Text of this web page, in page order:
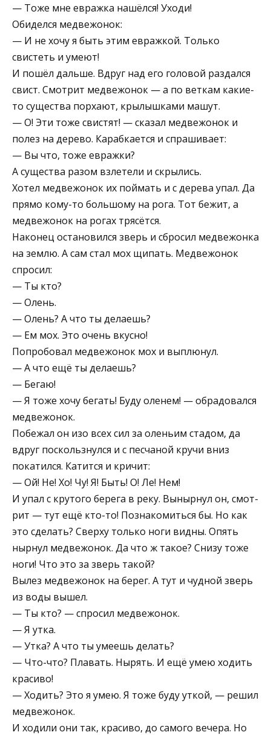
— Тоже мне евражка нашёлся! Уходи!
Обиделся медвежонок:
— И не хочу я быть этим евражкой. Только
свистеть и умеют!
И пошёл дальше. Вдруг над его головой раздался
свист. Смотрит медвежонок — а по веткам какие-
то существа порхают, кры­лышками машут.
— О! Эти тоже свистят! — сказал медвежонок и
полез на дерево. Карабкается и спрашивает:
— Вы что, тоже евражки?
А существа разом взлетели и скрылись.
Хотел медвежонок их поймать и с дере­ва упал. Да
прямо кому-то боль­шому на рога. Тот бежит, а
мед­вежонок на рогах трясётся.
Наконец остановился зверь и сбросил медвежонка
на зем­лю. А сам стал мох щипать. Мед­вежонок
спросил:
— Ты кто?
— Олень.
— Олень? А что ты делаешь?
— Ем мох. Это очень вкусно!
Попробовал медвежонок мох и выплюнул.
— А что ещё ты делаешь?
— Бегаю!
— Я тоже хочу бегать! Буду оле­нем! — обрадовал­ся
медвежонок.
Побежал он изо всех сил за оленьим стадом, да
вдруг поскользнулся и с песчаной кручи вниз
покатился. Ка­тится и кричит:
— Ой! Не! Хо! Чу! Я! Быть! О! Ле! Нем!
И упал с крутого берега в реку. Вынырнул он, смот­
рит — тут ещё кто-то! Познакомиться бы. Но как
это сделать? Сверху толь­ко ноги видны. Опять
нырнул медвежонок. Да что ж такое? Снизу тоже
ноги! Что это за зверь такой?
Вылез медвежонок на берег. А тут и чуд­ной зверь
из воды вы­шел.
— Ты кто? — спросил медвежонок.
— Я утка.
— Утка? А что ты умеешь де­лать?
— Что-что? Плавать. Ны­рять. И ещё умею хо­дить
красиво!
— Ходить? Это я умею. Я тоже буду уткой, — решил
мед­вежонок.
И ходили они так, красиво, до самого вечера. Но